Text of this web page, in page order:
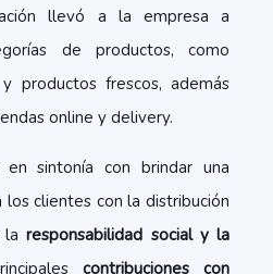
llevó a la empresa a
de productos, como
productos frescos, además
online y delivery.
sintonía con brindar una
clientes con la distribución
laresponsabilidad social y la
contribuciones con